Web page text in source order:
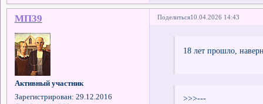
Поделиться10.04.2026 14:43
МП39
Активный участник
Зарегистрирован: 29.12.2016
18 лет прошло,
>>>---